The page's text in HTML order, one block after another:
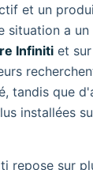
et un
situation a
Infiniti et
tandis que
installées
repose sur